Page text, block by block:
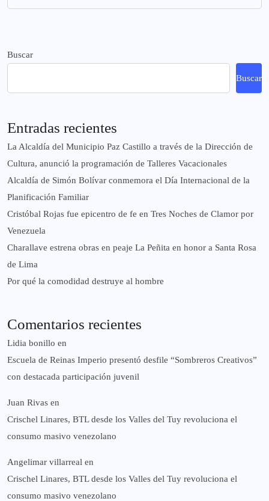
Buscar
Buscar
Entradas recientes
La Alcaldía del Municipio Paz Castillo a través de la Dirección de
Cultura, anunció la programación de Talleres Vacacionales
Alcaldía de Simón Bolívar conmemora el Día Internacional de la
Planificación Familiar
Cristóbal Rojas fue epicentro de fe en Tres Noches de Clamor por
Venezuela
Charallave estrena obras en peaje La Peñita en honor a Santa Rosa
de Lima
Por qué la comodidad destruye al hombre
Comentarios recientes
Lidia bonillo en
Escuela de Reinas Imperio presentó desfile “Sombreros Creativos”
con destacada participación juvenil
Juan Rivas en
Crischel Linares, BTL desde los Valles del Tuy revoluciona el
consumo masivo venezolano
Angelimar villarreal en
Crischel Linares, BTL desde los Valles del Tuy revoluciona el
consumo masivo venezolano